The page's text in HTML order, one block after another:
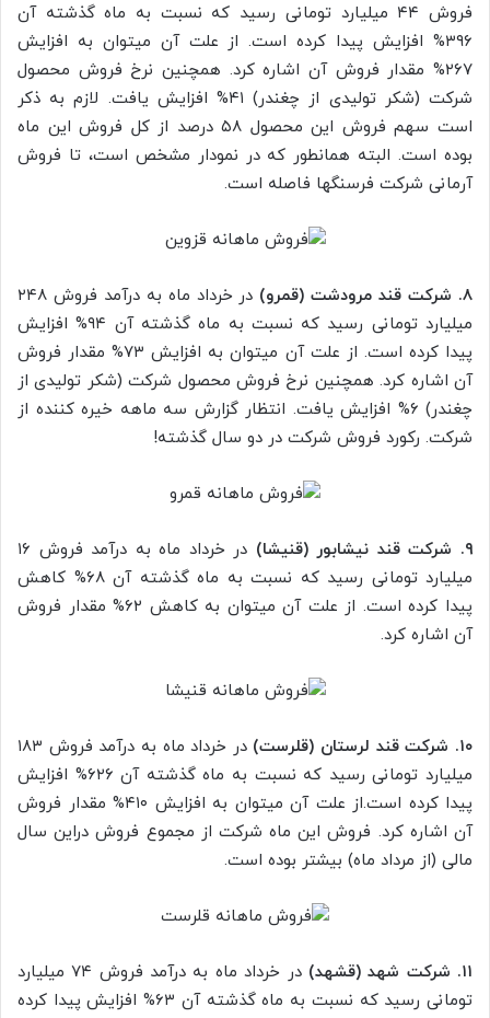
فروش ۴۴ میلیارد تومانی رسید که نسبت به ماه گذشته آن
۳۹۶% افزایش پیدا کرده است. از علت آن میتوان به افزایش
۲۶۷% مقدار فروش آن اشاره کرد. همچنین نرخ فروش محصول
شرکت (شکر تولیدی از چغندر) ۴۱% افزایش یافت. لازم به ذکر
است سهم فروش این محصول ۵۸ درصد از کل فروش این ماه
بوده است. البته همانطور که در نمودار مشخص است، تا فروش
آرمانی شرکت فرسنگها فاصله است.
۸. شرکت قند مرودشت (قمرو)
در خرداد ماه به درآمد فروش ۲۴۸
میلیارد تومانی رسید که نسبت به ماه گذشته آن ۹۴% افزایش
پیدا کرده است. از علت آن میتوان به افزایش ۷۳% مقدار فروش
آن اشاره کرد. همچنین نرخ فروش محصول شرکت (شکر تولیدی از
چغندر) ۶% افزایش یافت. انتظار گزارش سه ماهه خیره کننده از
شرکت. رکورد فروش شرکت در دو سال گذشته!
۹. شرکت قند نیشابور (قنیشا)
در خرداد ماه به درآمد فروش ۱۶
میلیارد تومانی رسید که نسبت به ماه گذشته آن ۶۸% کاهش
پیدا کرده است. از علت آن میتوان به کاهش ۶۲% مقدار فروش
آن اشاره کرد.
۱۰. شرکت قند لرستان (قلرست)
در خرداد ماه به درآمد فروش ۱۸۳
میلیارد تومانی رسید که نسبت به ماه گذشته آن ۶۲۶% افزایش
پیدا کرده است.از علت آن میتوان به افزایش ۴۱۰% مقدار فروش
آن اشاره کرد. فروش این ماه شرکت از مجموع فروش دراین سال
مالی (از مرداد ماه) بیشتر بوده است.
۱۱. شرکت شهد (قشهد)
در خرداد ماه به درآمد فروش ۷۴ میلیارد
تومانی رسید که نسبت به ماه گذشته آن ۶۳% افزایش پیدا کرده